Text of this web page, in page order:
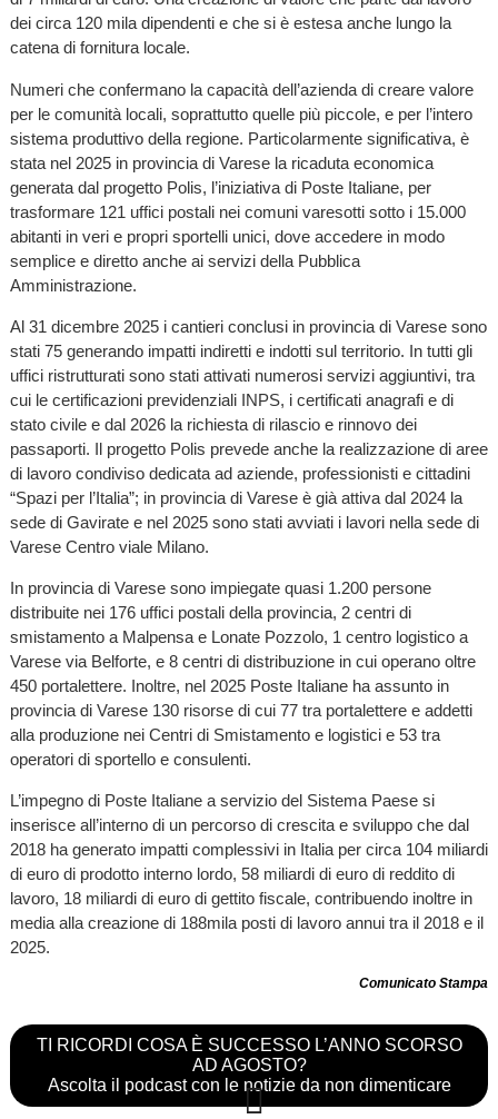
dei circa 120 mila dipendenti e che si è estesa anche lungo la
catena di fornitura locale.
Numeri che confermano la capacità dell’azienda di creare valore
per le comunità locali, soprattutto quelle più piccole, e per l’intero
sistema produttivo della regione. Particolarmente significativa, è
stata nel 2025 in provincia di Varese la ricaduta economica
generata dal progetto Polis, l’iniziativa di Poste Italiane, per
trasformare 121 uffici postali nei comuni varesotti sotto i 15.000
abitanti in veri e propri sportelli unici, dove accedere in modo
semplice e diretto anche ai servizi della Pubblica
Amministrazione.
Al 31 dicembre 2025 i cantieri conclusi in provincia di Varese sono
stati 75 generando impatti indiretti e indotti sul territorio. In tutti gli
uffici ristrutturati sono stati attivati numerosi servizi aggiuntivi, tra
cui le certificazioni previdenziali INPS, i certificati anagrafi e di
stato civile e dal 2026 la richiesta di rilascio e rinnovo dei
passaporti. Il progetto Polis prevede anche la realizzazione di aree
di lavoro condiviso dedicata ad aziende, professionisti e cittadini
“Spazi per l’Italia”; in provincia di Varese è già attiva dal 2024 la
sede di Gavirate e nel 2025 sono stati avviati i lavori nella sede di
Varese Centro viale Milano.
In provincia di Varese sono impiegate quasi 1.200 persone
distribuite nei 176 uffici postali della provincia, 2 centri di
smistamento a Malpensa e Lonate Pozzolo, 1 centro logistico a
Varese via Belforte, e 8 centri di distribuzione in cui operano oltre
450 portalettere. Inoltre, nel 2025 Poste Italiane ha assunto in
provincia di Varese 130 risorse di cui 77 tra portalettere e addetti
alla produzione nei Centri di Smistamento e logistici e 53 tra
operatori di sportello e consulenti.
L’impegno di Poste Italiane a servizio del Sistema Paese si
inserisce all’interno di un percorso di crescita e sviluppo che dal
2018 ha generato impatti complessivi in Italia per circa 104 miliardi
di euro di prodotto interno lordo, 58 miliardi di euro di reddito di
lavoro, 18 miliardi di euro di gettito fiscale, contribuendo inoltre in
media alla creazione di 188mila posti di lavoro annui tra il 2018 e il
2025.
Comunicato Stampa
TI RICORDI COSA È SUCCESSO L’ANNO SCORSO
AD AGOSTO?
Ascolta il podcast con le notizie da non dimenticare